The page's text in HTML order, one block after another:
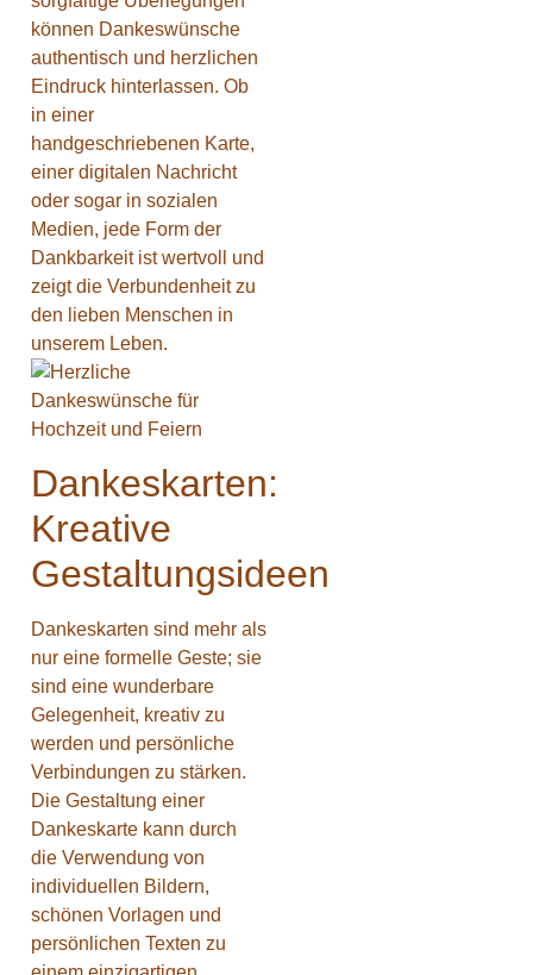
können Dankeswünsche
authentisch und herzlichen
Eindruck hinterlassen. Ob
in einer
handgeschriebenen Karte,
einer digitalen Nachricht
oder sogar in sozialen
Medien, jede Form der
Dankbarkeit ist wertvoll und
zeigt die Verbundenheit zu
den lieben Menschen in
unserem Leben.
Dankeskarten:
Kreative
Gestaltungsideen
Dankeskarten sind mehr als
nur eine formelle Geste; sie
sind eine wunderbare
Gelegenheit, kreativ zu
werden und persönliche
Verbindungen zu stärken.
Die Gestaltung einer
Dankeskarte kann durch
die Verwendung von
individuellen Bildern,
schönen Vorlagen und
persönlichen Texten zu